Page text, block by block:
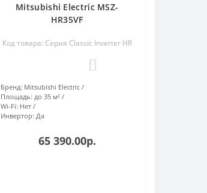
Mitsubishi Electric MSZ-
HR35VF
Код товара: Серия Classic Inverter HR
Бренд: Mitsubishi Electric
Площадь: до 35 м²
Wi-Fi: Нет
Инвертор: Да
65 390.00р.